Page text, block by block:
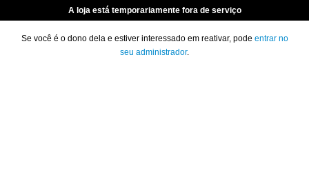
A loja está temporariamente fora de serviço
Se você é o dono dela e estiver interessado em reativar, pode entrar no
seu administrador.